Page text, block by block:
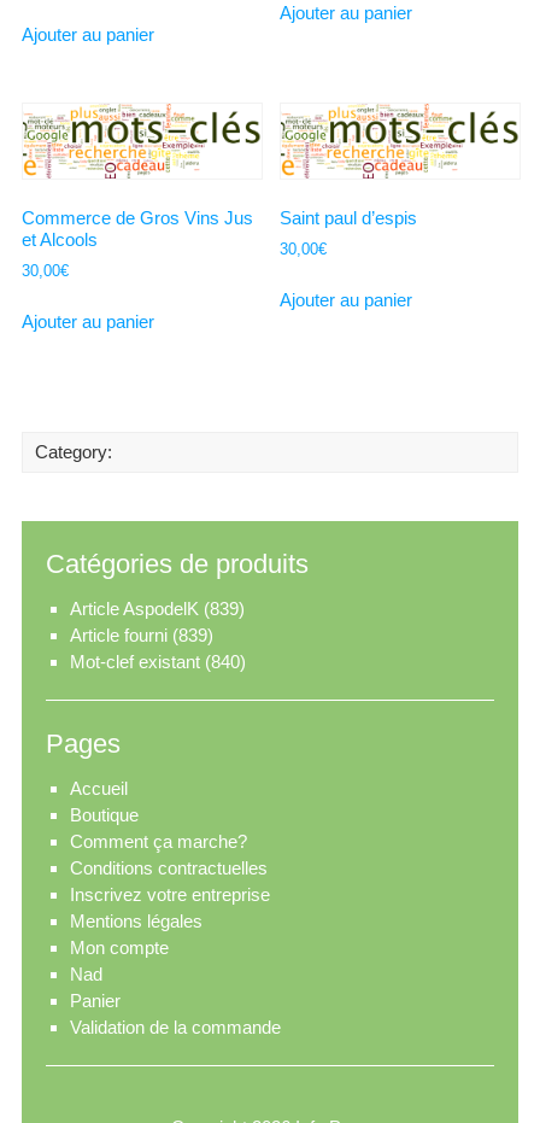
Ajouter au panier
Ajouter au panier
Commerce de Gros Vins Jus
et Alcools
30,00€
Ajouter au panier
Saint paul d’espis
30,00€
Ajouter au panier
Category:
Catégories de produits
Article AspodelK (839)
Article fourni (839)
Mot-clef existant (840)
Pages
Accueil
Boutique
Comment ça marche?
Conditions contractuelles
Inscrivez votre entreprise
Mentions légales
Mon compte
Nad
Panier
Validation de la commande